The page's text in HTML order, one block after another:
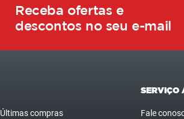
Receba ofertas e
descontos no seu e-mail
Últimas compras
SERVIÇO
Fale